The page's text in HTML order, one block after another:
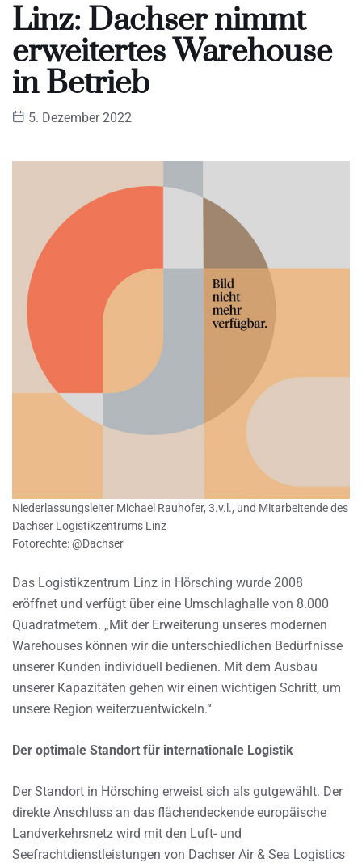
Linz: Dachser nimmt
erweitertes Warehouse
in Betrieb
5. Dezember 2022
Niederlassungsleiter Michael Rauhofer, 3.v.l., und Mitarbeitende des
Dachser Logistikzentrums Linz
Fotorechte: @Dachser
Das Logistikzentrum Linz in Hörsching wurde 2008
eröffnet und verfügt über eine Umschlaghalle von 8.000
Quadratmetern. „Mit der Erweiterung unseres modernen
Warehouses können wir die unterschiedlichen Bedürfnisse
unserer Kunden individuell bedienen. Mit dem Ausbau
unserer Kapazitäten gehen wir einen wichtigen Schritt, um
unsere Region weiterzuentwickeln.“
Der optimale Standort für internationale Logistik
Der Standort in Hörsching erweist sich als gutgewählt. Der
direkte Anschluss an das flächendeckende europäische
Landverkehrsnetz wird mit den Luft- und
Seefrachtdienstleistungen von Dachser Air & Sea Logistics